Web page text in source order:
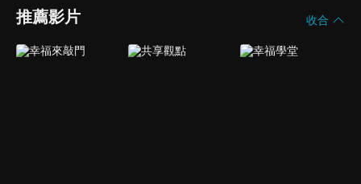
推薦影片 收合